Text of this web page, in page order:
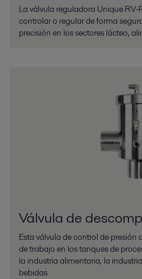
La válvula reguladora Unique RV-
controlar o regular de forma
precisión en los sectores lácteo,
Válvula de
Esta válvula de control de presión
de trabajo en los tanques de
la industria alimentaria, la
bebidas